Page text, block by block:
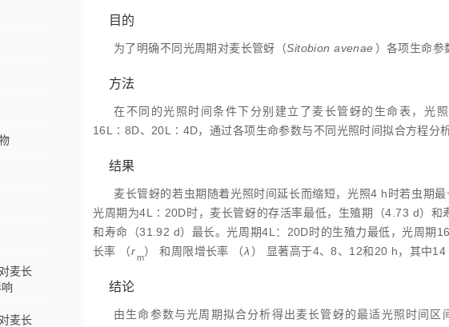
麦长
麦长
目的
为了明确不同光周期对麦长管蚜（Sitobion avenae ）各项生命参
方法
在不同的光照时间条件下分别建立了麦长管蚜的生命表，
16L∶8D、20L∶4D，通过各项生命参数与不同光照时间拟合方程分
结果
麦长管蚜的若虫期随着光照时间延长而缩短，光照4 h时若虫期
光周期为4L∶20D时，麦长管蚜的存活率最低，生殖期（4.73 d）和
和寿命（31.92 d）最长。光周期4L：20D时的生殖力最低，光周期
长率 （rm） 和周限增长率 （λ ） 显著高于4、8、12和20 h，其中14
结论
由生命参数与光周期拟合分析得出麦长管蚜的最适光照时间